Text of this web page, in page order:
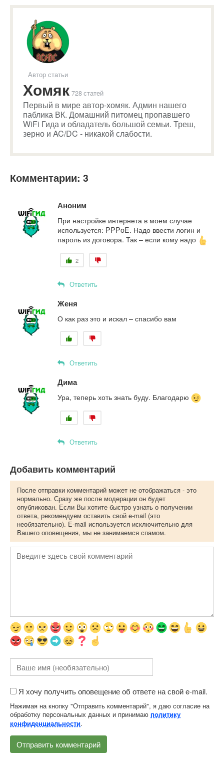
Автор статьи
Хомяк 728 статей
Первый в мире автор-хомяк. Админ нашего
паблика ВК. Домашний питомец пропавшего
WiFi Гида и обладатель большой семьи. Треш,
зерно и AC/DC - никакой слабости.
Комментарии: 3
Аноним
При настройке интернета в моем случае
используется: PPPoE. Надо ввести логин и
пароль из договора. Так – если кому надо
2
Ответить
Женя
О как раз это и искал – спасибо вам
Ответить
Дима
Ура, теперь хоть знать буду. Благодарю
Ответить
Добавить комментарий
После отправки комментарий может не отображаться - это
нормально. Сразу же после модерации он будет
опубликован. Если Вы хотите быстро узнать о получении
ответа, рекомендуем оставить свой e-mail (это
необязательно). E-mail используется исключительно для
Вашего оповещения, мы не занимаемся спамом.
Я хочу получить оповещение об ответе на свой e-mail.
Нажимая на кнопку "Отправить комментарий", я даю согласие на
обработку персональных данных и принимаю политику
конфиденциальности.